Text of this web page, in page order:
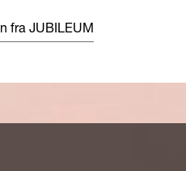
fra JUBILEUM